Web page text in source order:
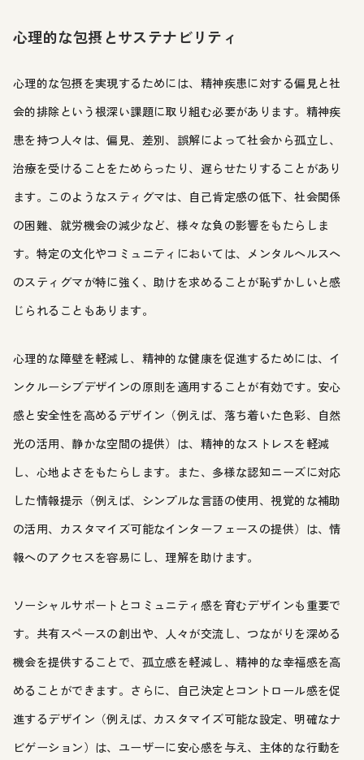
心理的な包摂とサステナビリティ
心理的な包摂を実現するためには、精神疾患に対する偏見と社
会的排除という根深い課題に取り組む必要があります。精神疾
患を持つ人々は、偏見、差別、誤解によって社会から孤立し、
治療を受けることをためらったり、遅らせたりすることがあり
ます。このようなスティグマは、自己肯定感の低下、社会関係
の困難、就労機会の減少など、様々な負の影響をもたらしま
す。特定の文化やコミュニティにおいては、メンタルヘルスへ
のスティグマが特に強く、助けを求めることが恥ずかしいと感
じられることもあります。
心理的な障壁を軽減し、精神的な健康を促進するためには、イ
ンクルーシブデザインの原則を適用することが有効です。安心
感と安全性を高めるデザイン（例えば、落ち着いた色彩、自然
光の活用、静かな空間の提供）は、精神的なストレスを軽減
し、心地よさをもたらします。また、多様な認知ニーズに対応
した情報提示（例えば、シンプルな言語の使用、視覚的な補助
の活用、カスタマイズ可能なインターフェースの提供）は、情
報へのアクセスを容易にし、理解を助けます。
ソーシャルサポートとコミュニティ感を育むデザインも重要で
す。共有スペースの創出や、人々が交流し、つながりを深める
機会を提供することで、孤立感を軽減し、精神的な幸福感を高
めることができます。さらに、自己決定とコントロール感を促
進するデザイン（例えば、カスタマイズ可能な設定、明確なナ
ビゲーション）は、ユーザーに安心感を与え、主体的な行動を